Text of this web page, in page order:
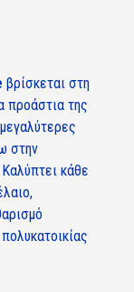
βρίσκεται στη
προάστια της
στην
Καλύπτει κάθε